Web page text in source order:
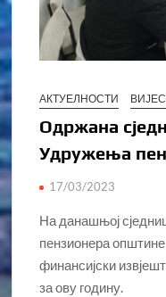
АКТУЕЛНОСТИ
Одржана
Удружења
17/03/2023
На данашњој
пензионера
финансијски
за ову годину.